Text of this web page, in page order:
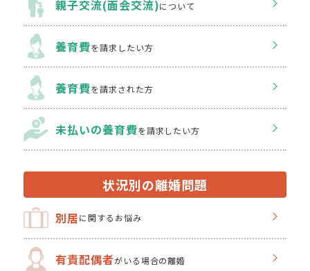
親子交流(面会交流)について
養育費を請求したい方
養育費を請求された方
未払いの養育費を請求したい方
状況別の離婚問題
別居に関するお悩み
有責配偶者がいる場合の離婚